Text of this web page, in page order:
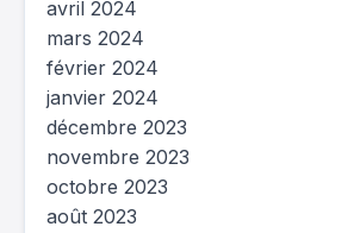
avril 2024
mars 2024
février 2024
janvier 2024
décembre 2023
novembre 2023
octobre 2023
août 2023